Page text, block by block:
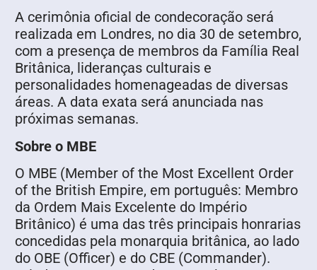
A cerimônia oficial de condecoração será
realizada em Londres, no dia 30 de setembro,
com a presença de membros da Família Real
Britânica, lideranças culturais e
personalidades homenageadas de diversas
áreas. A data exata será anunciada nas
próximas semanas.
Sobre o MBE
O MBE (Member of the Most Excellent Order
of the British Empire, em português: Membro
da Ordem Mais Excelente do Império
Britânico) é uma das três principais honrarias
concedidas pela monarquia britânica, ao lado
do OBE (Officer) e do CBE (Commander).